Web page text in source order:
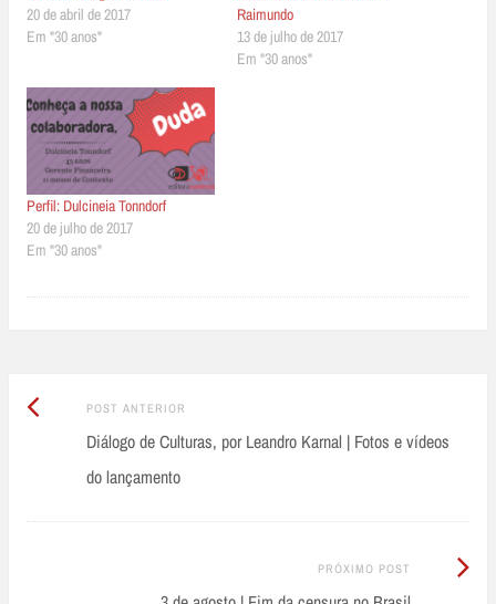
20 de abril de 2017
Em "30 anos"
Raimundo
13 de julho de 2017
Em "30 anos"
Perfil: Dulcineia Tonndorf
20 de julho de 2017
Em "30 anos"
Post
navigation
POST ANTERIOR
Anterior:
Diálogo de Culturas, por Leandro Karnal | Fotos e vídeos
do lançamento
PRÓXIMO POST
Próximo